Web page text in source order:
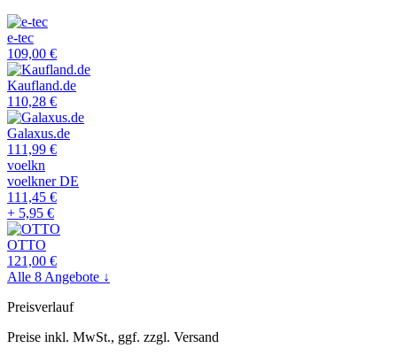
e-tec
109,00 €
Kaufland.de
110,28 €
Galaxus.de
111,99 €
voelkn
voelkner DE
111,45 €
+ 5,95 €
OTTO
121,00 €
Alle 8 Angebote ↓
Preisverlauf
Preise inkl. MwSt., ggf. zzgl. Versand